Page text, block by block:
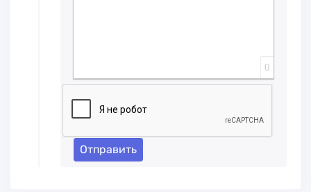
0
Отправить